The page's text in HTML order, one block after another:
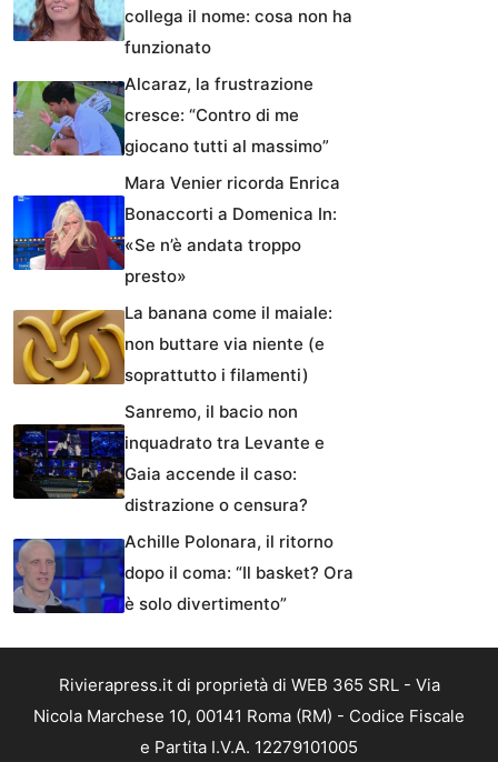
collega il nome: cosa non ha
funzionato
Alcaraz, la frustrazione
cresce: “Contro di me
giocano tutti al massimo”
Mara Venier ricorda Enrica
Bonaccorti a Domenica In:
«Se n’è andata troppo
presto»
La banana come il maiale:
non buttare via niente (e
soprattutto i filamenti)
Sanremo, il bacio non
inquadrato tra Levante e
Gaia accende il caso:
distrazione o censura?
Achille Polonara, il ritorno
dopo il coma: “Il basket? Ora
è solo divertimento”
Rivierapress.it di proprietà di WEB 365 SRL - Via
Nicola Marchese 10, 00141 Roma (RM) - Codice Fiscale
e Partita I.V.A. 12279101005